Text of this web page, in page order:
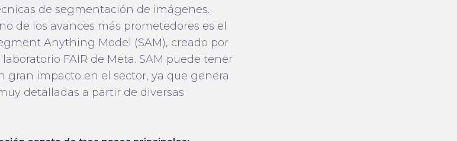
de segmentación de imágenes.
de los avances más prometedores es el
Anything Model (SAM), creado por
laboratorio FAIR de Meta. SAM puede tener
gran impacto en el sector, ya que genera
detalladas a partir de diversas